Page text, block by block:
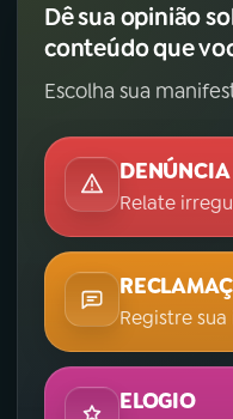
Dê sua opinião
conteúdo que
Escolha sua
DENÚNCIA
Relate
Registre
ELOGIO